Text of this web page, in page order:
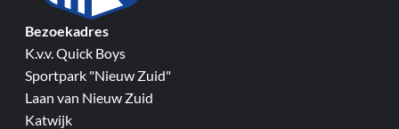
Bezoekadres
K.v.v. Quick Boys
Sportpark "Nieuw Zuid"
Laan van Nieuw Zuid
Katwijk